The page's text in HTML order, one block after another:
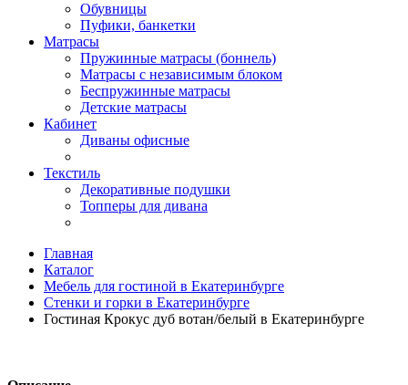
Обувницы
Пуфики, банкетки
Матрасы
Пружинные матрасы (боннель)
Матрасы с независимым блоком
Беспружинные матрасы
Детские матрасы
Кабинет
Диваны офисные
Текстиль
Декоративные подушки
Топперы для дивана
Главная
Каталог
Мебель для гостиной в Екатеринбурге
Стенки и горки в Екатеринбурге
Гостиная Крокус дуб вотан/белый в Екатеринбурге